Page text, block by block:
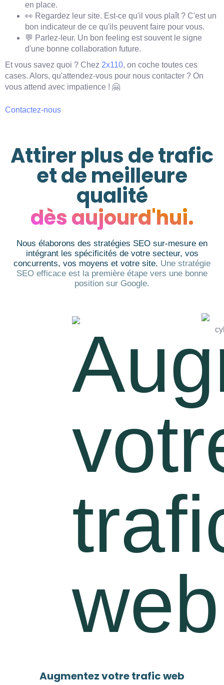
en place.
👀 Regardez leur site. Est-ce qu'il vous plaît ? C'est un
bon indicateur de ce qu'ils peuvent faire pour vous.
💬 Parlez-leur. Un bon feeling est souvent le signe
d'une bonne collaboration future.
Et vous savez quoi ? Chez 2x110, on coche toutes ces
cases. Alors, qu'attendez-vous pour nous contacter ? On
vous attend avec impatience ! 🤗
Contactez-nous
Attirer plus de trafic
et de meilleure
qualité
dès aujourd'hui.
Nous élaborons des stratégies SEO sur-mesure en
intégrant les spécificités de votre secteur, vos
concurrents, vos moyens et votre site. Une stratégie
SEO efficace est la première étape vers une bonne
position sur Google.
Augmentez votre trafic web